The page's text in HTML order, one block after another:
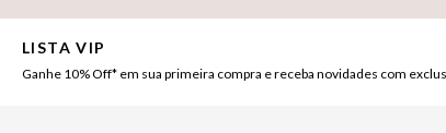
LISTA VIP
Ganhe 10% Off* em sua primeira compra e receba novidades com